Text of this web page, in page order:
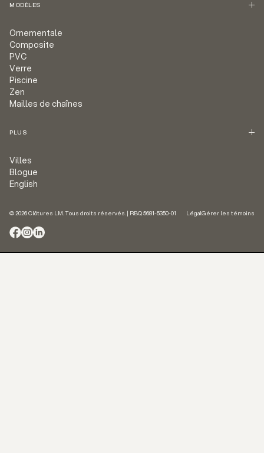
MODÈLES
Ornementale
Composite
PVC
Verre
Piscine
Zen
Mailles de chaînes
PLUS
Villes
Blogue
English
© 2026 Clôtures LM. Tous droits réservés. | RBQ 5681-5350-01 LégalGérer les témoins